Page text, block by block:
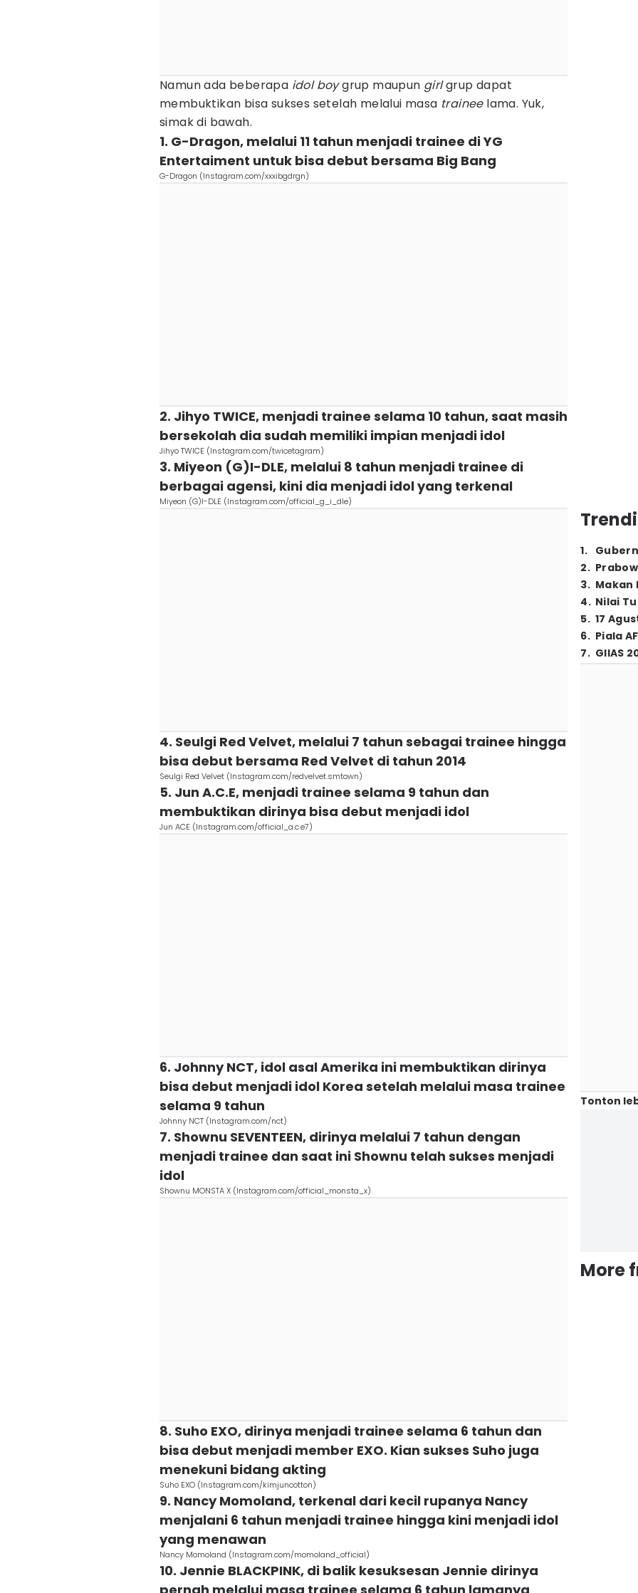
Namun ada beberapa idol boygrup maupun girlgrup dapat
membuktikan bisa sukses setelah melalui masa traineelama. Yuk,
simak di bawah.
1. G-Dragon, melalui 11 tahun menjadi trainee di YG
Entertaiment untuk bisa debut bersama Big Bang
G-Dragon (Instagram.com/xxxibgdrgn)
2. Jihyo TWICE, menjadi trainee selama 10 tahun, saat masih
bersekolah dia sudah memiliki impian menjadi idol
Jihyo TWICE (Instagram.com/twicetagram)
3. Miyeon (G)I-DLE, melalui 8 tahun menjadi trainee di
berbagai agensi, kini dia menjadi idol yang terkenal
Miyeon (G)I-DLE (Instagram.com/official_g_i_dle)
4. Seulgi Red Velvet, melalui 7 tahun sebagai trainee hingga
bisa debut bersama Red Velvet di tahun 2014
Seulgi Red Velvet (Instagram.com/redvelvet.smtown)
5. Jun A.C.E, menjadi trainee selama 9 tahun dan
membuktikan dirinya bisa debut menjadi idol
Jun ACE (Instagram.com/official_a.c.e7)
6. Johnny NCT, idol asal Amerika ini membuktikan dirinya
bisa debut menjadi idol Korea setelah melalui masa trainee
selama 9 tahun
Johnny NCT (Instagram.com/nct)
7. Shownu SEVENTEEN, dirinya melalui 7 tahun dengan
menjadi trainee dan saat ini Shownu telah sukses menjadi
idol
Shownu MONSTA X (Instagram.com/official_monsta_x)
8. Suho EXO, dirinya menjadi trainee selama 6 tahun dan
bisa debut menjadi member EXO. Kian sukses Suho juga
menekuni bidang akting
Suho EXO (Instagram.com/kimjuncotton)
9. Nancy Momoland, terkenal dari kecil rupanya Nancy
menjalani 6 tahun menjadi trainee hingga kini menjadi idol
yang menawan
Nancy Momoland (Instagram.com/momoland_official)
10. Jennie BLACKPINK, di balik kesuksesan Jennie dirinya
1.
2.
3. Makan
4. Nilai
5. 17
6. Piala
7. GIIAS
Tonton
More